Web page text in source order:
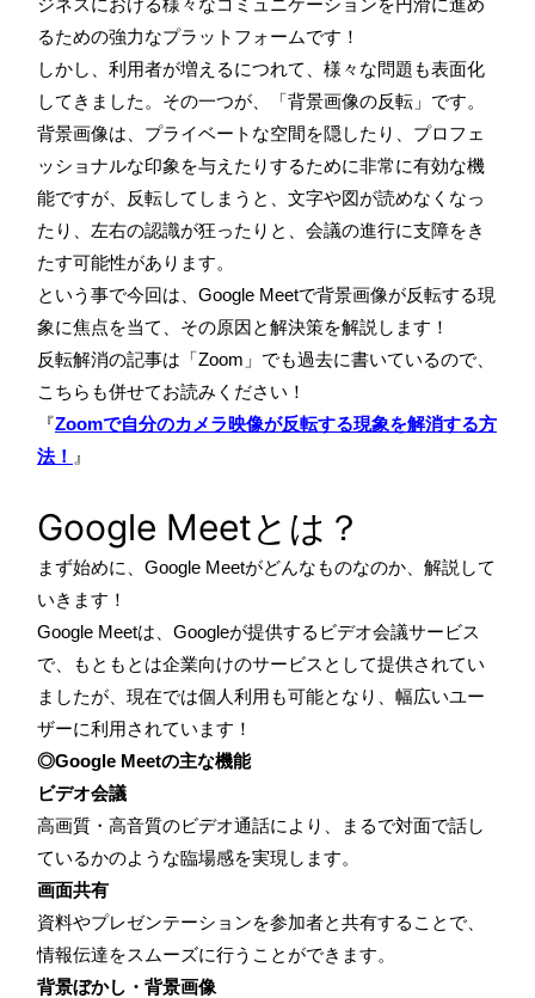
るための強力なプラットフォームです！
しかし、利用者が増えるにつれて、様々な問題も表面化
してきました。その一つが、「背景画像の反転」です。
背景画像は、プライベートな空間を隠したり、プロフェ
ッショナルな印象を与えたりするために非常に有効な機
能ですが、反転してしまうと、文字や図が読めなくなっ
たり、左右の認識が狂ったりと、会議の進行に支障をき
たす可能性があります。
という事で今回は、Google Meetで背景画像が反転する現
象に焦点を当て、その原因と解決策を解説します！
反転解消の記事は「Zoom」でも過去に書いているので、
こちらも併せてお読みください！
『Zoomで自分のカメラ映像が反転する現象を解消する方
法！ 』
Google Meetとは？
まず始めに、Google Meetがどんなものなのか、解説して
いきます！
Google Meetは、Googleが提供するビデオ会議サービス
で、もともとは企業向けのサービスとして提供されてい
ましたが、現在では個人利用も可能となり、幅広いユー
ザーに利用されています！
◎Google Meetの主な機能
ビデオ会議
高画質・高音質のビデオ通話により、まるで対面で話し
ているかのような臨場感を実現します。
画面共有
資料やプレゼンテーションを参加者と共有することで、
情報伝達をスムーズに行うことができます。
背景ぼかし・背景画像